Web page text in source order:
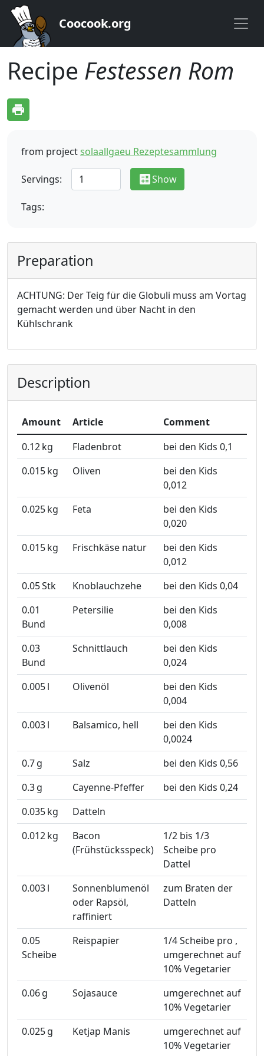
Coocook.org
Recipe Festessen Rom
print
from projectsolaallgaeu Rezeptesammlung
Servings: calculateShow
Tags:
Preparation
ACHTUNG: Der Teig für die Globuli muss am Vortag
gemacht werden und über Nacht in den
Kühlschrank
Description
Amount Article
Comment
0.12kg Fladenbrot
bei den Kids 0,1
0.015kg Oliven
bei den Kids
0,012
0.025kg Feta
bei den Kids
0,020
0.015kg Frischkäse natur
bei den Kids
0,012
0.05Stk Knoblauchzehe
bei den Kids 0,04
0.01
Bund
Petersilie
bei den Kids
0,008
0.03
Bund
Schnittlauch
bei den Kids
0,024
0.005l Olivenöl
bei den Kids
0,004
0.003l Balsamico, hell
bei den Kids
0,0024
0.7g Salz
bei den Kids 0,56
0.3g Cayenne-Pfeffer
bei den Kids 0,24
0.035kg
Datteln
0.012kg
Bacon
(Frühstücksspeck)
1/2 bis 1/3
Scheibe pro
Dattel
0.003l
Sonnenblumenöl
oder Rapsöl,
raffiniert
zum Braten der
Datteln
0.05
Scheibe
Reispapier
1/4 Scheibe pro ,
umgerechnet auf
10% Vegetarier
0.06g Sojasauce
umgerechnet auf
10% Vegetarier
0.025g Ketjap Manis
umgerechnet auf
10% Vegetarier